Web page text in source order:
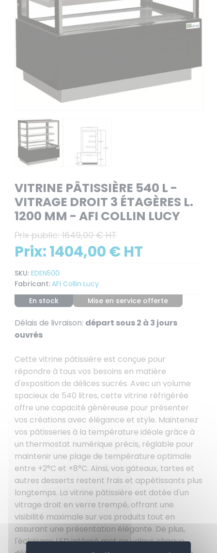
VITRINE PÂTISSIÈRE 540 L -
VITRAGE DROIT 3 ÉTAGÈRES L.
1200 MM - AFI COLLIN LUCY
Prix public: 1649,00 € HT
Prix:1404,00 € HT
SKU: EDEN500
Fabricant: AFI Collin Lucy
En stock
Mise en service offerte
Délais de livraison: départ sous 2 à 3 jours
ouvrés
Cette vitrine pâtissière est conçue pour
répondre à tous vos besoins en matière
d'exposition de délices sucrés. Avec un volume
spacieux de 540 litres, cette vitrine réfrigérée
offre une capacité généreuse pour présenter
vos créations avec élégance et style. Maintenez
vos pâtisseries à la température idéale grâce à
un thermostat numérique précis, réglable pour
maintenir une plage de température optimale
entre +2°C et +8°C. Ainsi, vos gâteaux, tartes et
autres desserts restent frais et appétissants plus
longtemps. La vitrine pâtissière est dotée d'un
vitrage droit en verre trempé, offrant une
visibilité maximale sur vos produits tout en
assurant une présentation élégante. De plus,
l'éclairage LED intégré met en valeur chaque